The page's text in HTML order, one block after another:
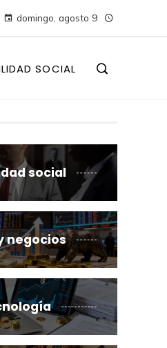
domingo, agosto 9
SOCIAL
social
negocios